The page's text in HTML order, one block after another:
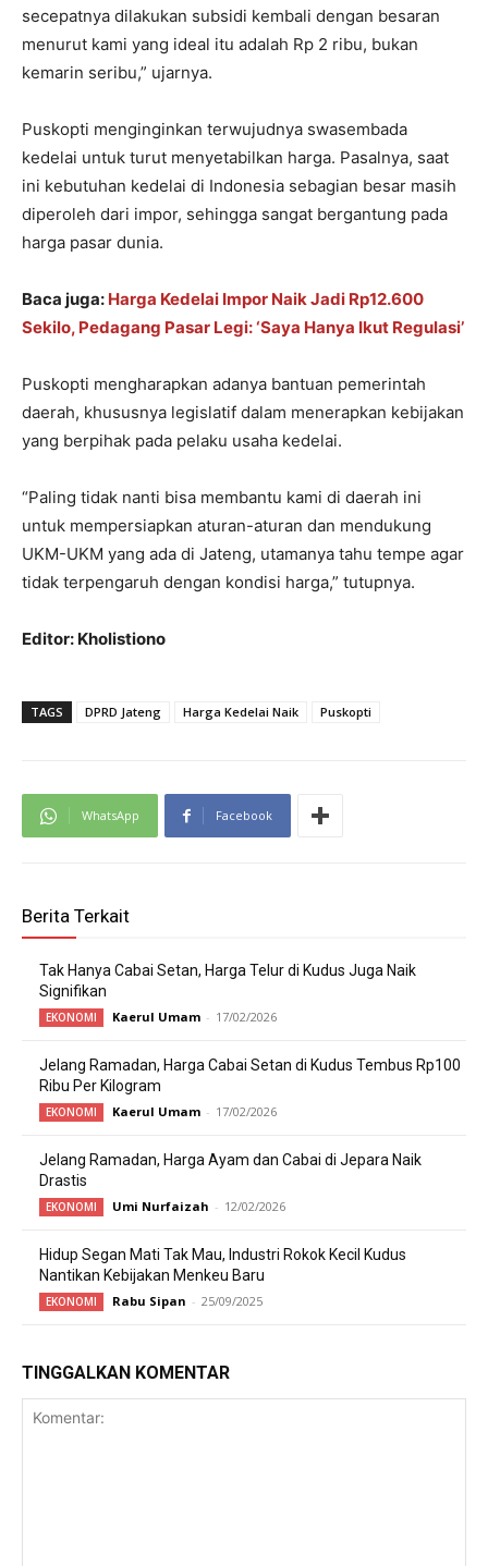
secepatnya dilakukan subsidi kembali dengan besaran
menurut kami yang ideal itu adalah Rp 2 ribu, bukan
kemarin seribu,” ujarnya.
Puskopti menginginkan terwujudnya swasembada
kedelai untuk turut menyetabilkan harga. Pasalnya, saat
ini kebutuhan kedelai di Indonesia sebagian besar masih
diperoleh dari impor, sehingga sangat bergantung pada
harga pasar dunia.
Baca juga: Harga Kedelai Impor Naik Jadi Rp12.600
Sekilo, Pedagang Pasar Legi: ‘Saya Hanya Ikut Regulasi’
Puskopti mengharapkan adanya bantuan pemerintah
daerah, khususnya legislatif dalam menerapkan kebijakan
yang berpihak pada pelaku usaha kedelai.
“Paling tidak nanti bisa membantu kami di daerah ini
untuk mempersiapkan aturan-aturan dan mendukung
UKM-UKM yang ada di Jateng, utamanya tahu tempe agar
tidak terpengaruh dengan kondisi harga,” tutupnya.
Editor: Kholistiono
TAGS DPRD Jateng Harga Kedelai Naik Puskopti
WhatsApp Facebook
Berita Terkait
Tak Hanya Cabai Setan, Harga Telur di Kudus Juga Naik
Signifikan
EKONOMI Kaerul Umam - 17/02/2026
Jelang Ramadan, Harga Cabai Setan di Kudus Tembus Rp100
Ribu Per Kilogram
EKONOMI Kaerul Umam - 17/02/2026
Jelang Ramadan, Harga Ayam dan Cabai di Jepara Naik
Drastis
EKONOMI Umi Nurfaizah - 12/02/2026
Hidup Segan Mati Tak Mau, Industri Rokok Kecil Kudus
Nantikan Kebijakan Menkeu Baru
EKONOMI Rabu Sipan - 25/09/2025
TINGGALKAN KOMENTAR